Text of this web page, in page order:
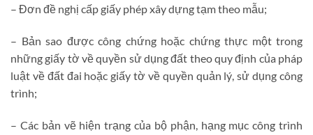
– Đơn đề nghị cấp giấy phép xây dựng tạm theo mẫu;
– Bản sao được công chứng hoặc chứng thực một trong
những giấy tờ về quyền sử dụng đất theo quy định của pháp
luật về đất đai hoặc giấy tờ về quyền quản lý, sử dụng công
trình;
– Các bản vẽ hiện trạng của bộ phận, hạng mục công trình